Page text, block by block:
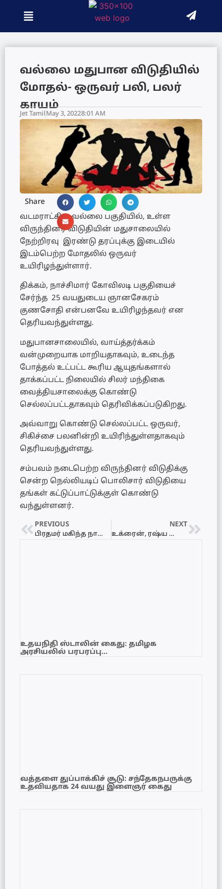
வல்லை மதுபான விடுதியில்
மோதல்- ஒருவர் பலி, பலர்
காயம்
Jet TamilMay 3, 20228:01 AM
Share
வடமராட்சி – வல்லை பகுதியில், உள்ள
விருந்தினர் விடுதியின் மதுசாலையில்
நேற்றிரவு இரண்டு தரப்புக்கு இடையில்
இடம்பெற்ற மோதலில் ஒருவர்
உயிரிழந்துள்ளார்.
திக்கம், நாச்சிமார் கோவிலடி பகுதியைச்
சேர்ந்த 25 வயதுடைய ஞானசேகரம்
குணசோதி என்பனவே உயிரிழந்தவர் என
தெரியவந்துள்ளது.
மதுபானசாலையில், வாய்த்தர்க்கம்
வன்முறையாக மாறியதாகவும், உடைந்த
போத்தல் உட்பட்ட கூரிய ஆயுதங்களால்
தாக்கப்பட்ட நிலையில் சிலர் மந்திகை
வைத்தியசாலைக்கு கொண்டு
செல்லப்பட்டதாகவும் தெரிவிக்கப்படுகிறது.
அவ்வாறு கொண்டு செல்லப்பட்ட ஒருவர்,
சிகிச்சை பலனின்றி உயிரிந்துள்ளதாகவும்
தெரியவந்துள்ளது.
சம்பவம் நடைபெற்ற விருந்தினர் விடுதிக்கு
சென்ற நெல்லியடிப் பொலிசார் விடுதியை
தங்கள் கட்டுப்பாட்டுக்குள் கொண்டு
வந்துள்ளனர்.
PREVIOUS
பிரதமர் மகிந்த நாளை பதவி விலகுவார்
NEXT
உக்ரைன், ரஷ்ய போரை முடிவுக்கு கொண்டுவர வேண்டும் – இந்தியப் பிரதமர் மோடி
உதயநிதி ஸ்டாலின் கைது: தமிழக
அரசியலில் பரபரப்பு…
வத்தளை துப்பாக்கிச் சூடு: சந்தேகநபருக்கு
உதவியதாக 24 வயது இளைஞர் கைது